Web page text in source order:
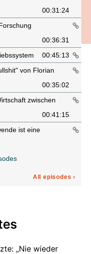
00:31:24
00:36:31
00:45:13
von Florian
00:35:02
zwischen
00:41:15
ist eine
KI, Werten
00:19:43
verstehen
00:25:55
All episodes ›
„Nie wieder